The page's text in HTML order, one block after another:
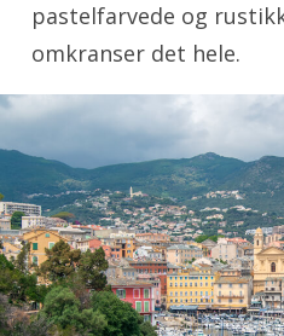
pastelfarvede og
omkranser det hele.